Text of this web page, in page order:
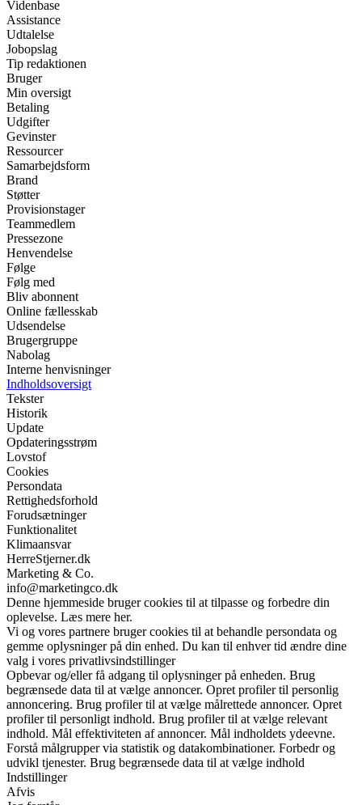
Videnbase
Assistance
Udtalelse
Jobopslag
Tip redaktionen
Bruger
Min oversigt
Betaling
Udgifter
Gevinster
Ressourcer
Samarbejdsform
Brand
Støtter
Provisionstager
Teammedlem
Pressezone
Henvendelse
Følge
Følg med
Bliv abonnent
Online fællesskab
Udsendelse
Brugergruppe
Nabolag
Interne henvisninger
Indholdsoversigt
Tekster
Historik
Update
Opdateringsstrøm
Lovstof
Cookies
Persondata
Rettighedsforhold
Forudsætninger
Funktionalitet
Klimaansvar
HerreStjerner.dk
Marketing & Co.
info@marketingco.dk
Denne hjemmeside bruger cookies til at tilpasse og forbedre din
oplevelse. Læs mere her.
Vi og vores partnere bruger cookies til at behandle persondata og
gemme oplysninger på din enhed. Du kan til enhver tid ændre dine
valg i vores privatlivsindstillinger
Opbevar og/eller få adgang til oplysninger på enheden. Brug
begrænsede data til at vælge annoncer. Opret profiler til personlig
annoncering. Brug profiler til at vælge målrettede annoncer. Opret
profiler til personligt indhold. Brug profiler til at vælge relevant
indhold. Mål effektiviteten af annoncer. Mål indholdets ydeevne.
Forstå målgrupper via statistik og datakombinationer. Forbedr og
udvikl tjenester. Brug begrænsede data til at vælge indhold
Indstillinger
Afvis